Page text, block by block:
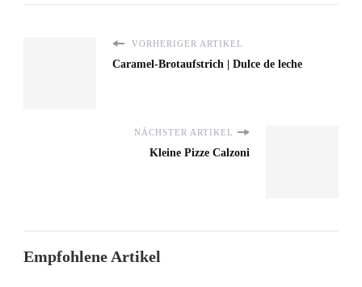
VORHERIGER ARTIKEL
Caramel-Brotaufstrich | Dulce de leche
NÄCHSTER ARTIKEL
Kleine Pizze Calzoni
Empfohlene Artikel